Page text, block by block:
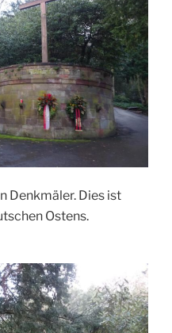
Denkmäler. Dies ist
Ostens.